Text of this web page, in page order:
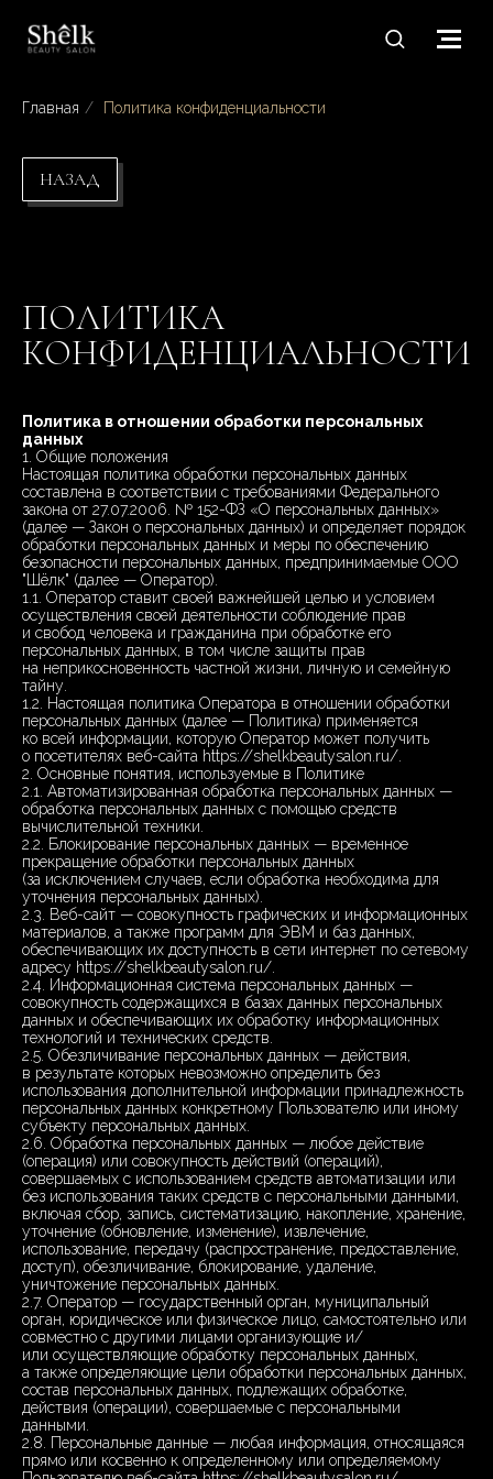
Главная / Политика конфиденциальности
НАЗАД
ПОЛИТИКА
КОНФИДЕНЦИАЛЬНОСТИ
Политика в отношении обработки персональных
данных
1. Общие положения
Настоящая политика обработки персональных данных
составлена в соответствии с требованиями Федерального
закона от 27.07.2006. № 152-ФЗ «О персональных данных»
(далее — Закон о персональных данных) и определяет порядок
обработки персональных данных и меры по обеспечению
безопасности персональных данных, предпринимаемые ООО
"Шёлк" (далее — Оператор).
1.1. Оператор ставит своей важнейшей целью и условием
осуществления своей деятельности соблюдение прав
и свобод человека и гражданина при обработке его
персональных данных, в том числе защиты прав
на неприкосновенность частной жизни, личную и семейную
тайну.
1.2. Настоящая политика Оператора в отношении обработки
персональных данных (далее — Политика) применяется
ко всей информации, которую Оператор может получить
о посетителях веб-сайта https://shelkbeautysalon.ru/.
2. Основные понятия, используемые в Политике
2.1. Автоматизированная обработка персональных данных —
обработка персональных данных с помощью средств
вычислительной техники.
2.2. Блокирование персональных данных — временное
прекращение обработки персональных данных
(за исключением случаев, если обработка необходима для
уточнения персональных данных).
2.3. Веб-сайт — совокупность графических и информационных
материалов, а также программ для ЭВМ и баз данных,
обеспечивающих их доступность в сети интернет по сетевому
адресу https://shelkbeautysalon.ru/.
2.4. Информационная система персональных данных —
совокупность содержащихся в базах данных персональных
данных и обеспечивающих их обработку информационных
технологий и технических средств.
2.5. Обезличивание персональных данных — действия,
в результате которых невозможно определить без
использования дополнительной информации принадлежность
персональных данных конкретному Пользователю или иному
субъекту персональных данных.
2.6. Обработка персональных данных — любое действие
(операция) или совокупность действий (операций),
совершаемых с использованием средств автоматизации или
без использования таких средств с персональными данными,
включая сбор, запись, систематизацию, накопление, хранение,
уточнение (обновление, изменение), извлечение,
использование, передачу (распространение, предоставление,
доступ), обезличивание, блокирование, удаление,
уничтожение персональных данных.
2.7. Оператор — государственный орган, муниципальный
орган, юридическое или физическое лицо, самостоятельно или
совместно с другими лицами организующие и/
или осуществляющие обработку персональных данных,
а также определяющие цели обработки персональных данных,
состав персональных данных, подлежащих обработке,
действия (операции), совершаемые с персональными
данными.
2.8. Персональные данные — любая информация, относящаяся
прямо или косвенно к определенному или определяемому